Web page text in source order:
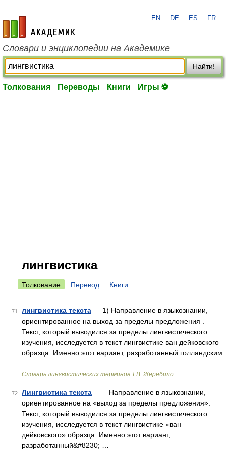
academic.ru
EN DE ES FR
Словари и энциклопедии на Академике
Найти!
Толкования Переводы Книги Игры ⚽
лингвистика
Толкование Перевод Книги
71 лингвистика текста — 1) Направление в языкознании,
ориентированное на выход за пределы предложения .
Текст, который выводился за пределы лингвистического
изучения, исследуется в текст лингвистике ван дейковского
образца. Именно этот вариант, разработанный голландским
Словарь лингвистических терминов Т.В. Жеребило
72 Лингвистика текста — Направление в языкознании,
ориентированное на «выход за пределы предложения».
Текст, который выводился за пределы лингвистического
изучения, исследуется в текст лингвистике «ван
дейковского» образца. Именно этот вариант,
разработанный&#8230; …